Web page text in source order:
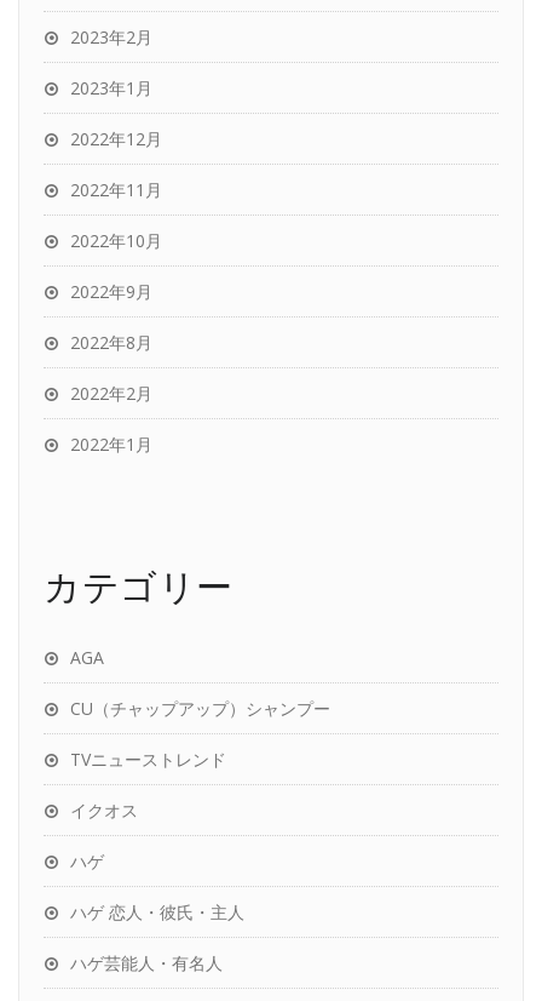
2023年2月
2023年1月
2022年12月
2022年11月
2022年10月
2022年9月
2022年8月
2022年2月
2022年1月
カテゴリー
AGA
CU（チャップアップ）シャンプー
TVニューストレンド
イクオス
ハゲ
ハゲ 恋人・彼氏・主人
ハゲ芸能人・有名人